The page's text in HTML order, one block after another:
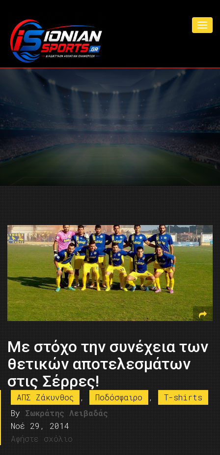
Με στόχο την συνέχεια των
θετικών αποτελεσμάτων
στις Σέρρες!
ΑΠΣ Ζάκυνθος , Ποδόσφαιρο ,
T-shirts
By Σωκράτης Λειβαδάς
Νοέ 29, 2014
Αφήστε σχόλιο